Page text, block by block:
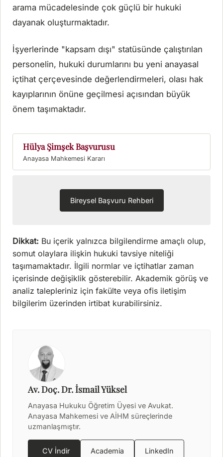
arama mücadelesinde çok güçlü bir hukuki
dayanak oluşturmaktadır.
İşyerlerinde "kapsam dışı" statüsünde çalıştırılan
personelin, hukuki durumlarını bu yeni anayasal
içtihat çerçevesinde değerlendirmeleri, olası hak
kayıplarının önüne geçilmesi açısından büyük
önem taşımaktadır.
Hülya Şimşek Başvurusu
Bireysel Başvuru Rehberi
Dikkat: Bu içerik yalnızca bilgilendirme amaçlı olup,
somut olaylara ilişkin hukuki tavsiye niteliği
taşımamaktadır. İlgili normlar ve içtihatlar zaman
içerisinde değişiklik gösterebilir. Akademik görüş ve
analiz talepleriniz için fakülte veya ofis iletişim
bilgilerim üzerinden irtibat kurabilirsiniz.
Av. Doç. Dr. İsmail Yüksel
Anayasa Hukuku Öğretim Üyesi ve Avukat.
Anayasa Mahkemesi ve AİHM süreçlerinde
uzmanlaşmıştır.
CV İndir Academia LinkedIn